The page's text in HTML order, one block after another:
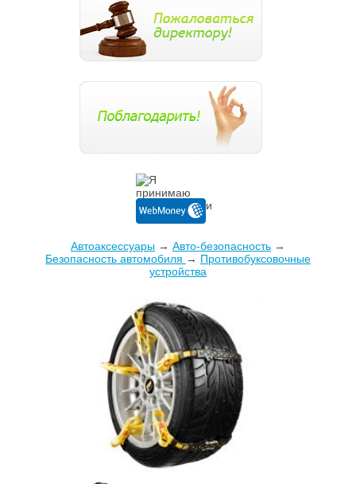
Автоаксессуары→ Авто-безопасность→
Безопасность автомобиля → Противобуксовочные
устройства